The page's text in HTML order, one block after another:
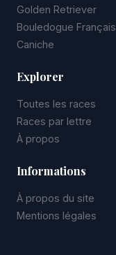
Golden Retriever
Bouledogue Français
Caniche
Explorer
Toutes les races
Races par lettre
À propos
Informations
À propos du site
Mentions légales